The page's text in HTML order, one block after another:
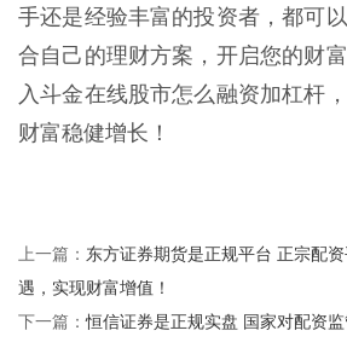
手还是经验丰富的投资者，都可
合自己的理财方案，开启您的财
入斗金在线股市怎么融资加杠杆
财富稳健增长！
上一篇： 东方证券期货是正规平台 正宗配
遇，实现财富增值！
下一篇：恒信证券是正规实盘 国家对配资